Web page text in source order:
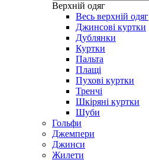
Верхній одяг
Весь верхній одяг
Джинсові куртки
Дублянки
Куртки
Пальта
Плащі
Пухові куртки
Тренчі
Шкіряні куртки
Шуби
Гольфи
Джемпери
Джинси
Жилети